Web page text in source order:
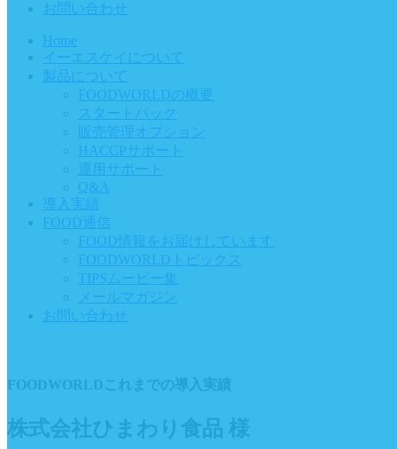
お問い合わせ
Home
イーエスケイについて
製品について
FOODWORLDの概要
スタートパック
販売管理オプション
HACCPサポート
運用サポート
Q&A
導入実績
FOOD通信
FOOD情報をお届けしています
FOODWORLDトピックス
TIPSムービー集
メールマガジン
お問い合わせ
FOODWORLDこれまでの導入実績
株式会社ひまわり食品 様